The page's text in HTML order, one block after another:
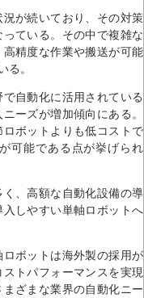
が続いており、その対策
ている。その中で複雑な
精度な作業や搬送が可能
る。
自動化に活用されている
ーズが増加傾向にある。
ボットよりも低コストで
可能である点が挙げられ
、高額な自動化設備の導
しやすい単軸ロボットへ
ボットは海外製の採用が
トパフォーマンスを実現
ざまな業界の自動化ニー